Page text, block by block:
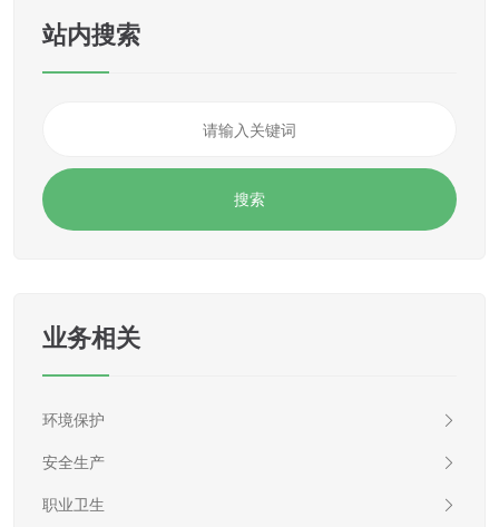
站内搜索
业务相关
环境保护
安全生产
职业卫生